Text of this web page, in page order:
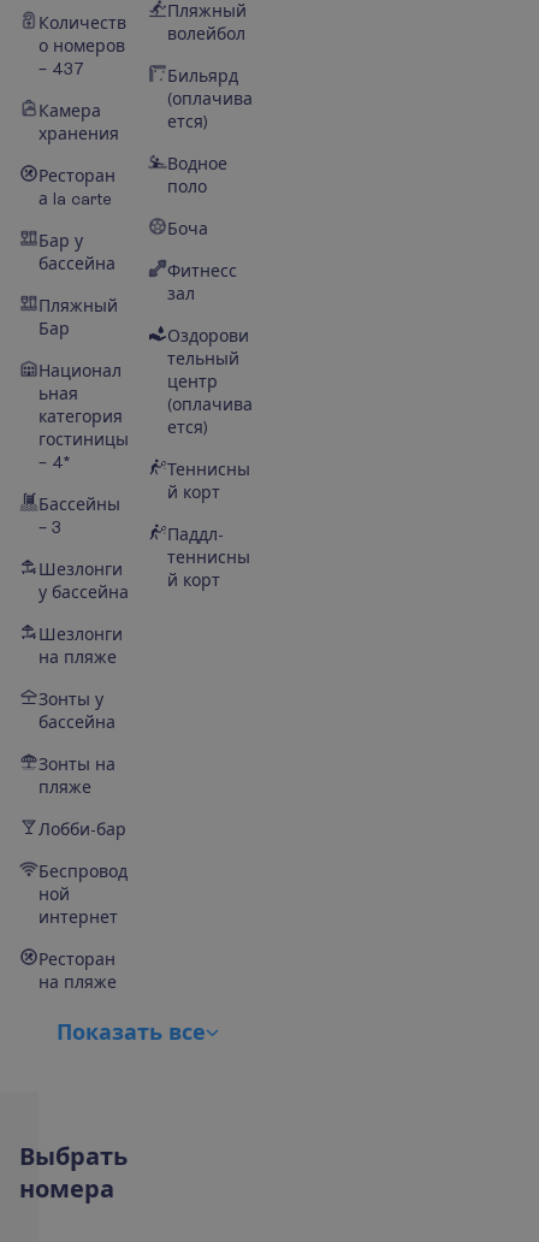
Количеств
о номеров
– 437
Камера
хранения
Ресторан
а la carte
Бар у
бассейна
Пляжный
Бар
Национал
ьная
категория
гостиницы
– 4*
Бассейны
– 3
Шезлонги
у бассейна
Шезлонги
на пляже
Зонты у
бассейна
Зонты на
пляже
Лобби-бар
Беспровод
ной
интернет
Ресторан
на пляже
Пляжный
волейбол
Бильярд
(оплачива
ется)
Водное
поло
Боча
Фитнесс
зал
Оздорови
тельный
центр
(оплачива
ется)
Теннисны
й корт
Паддл-
теннисны
й корт
Показать все
Выбрать
номера